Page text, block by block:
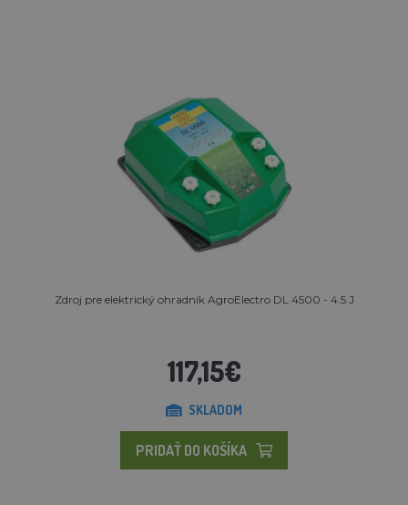
Zdroj pre elektrický ohradník AgroElectro DL 4500 - 4.5 J
117,15€
SKLADOM
PRIDAŤ DO KOŠÍKA